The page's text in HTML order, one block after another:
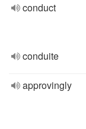
conduct
conduite
approvingly